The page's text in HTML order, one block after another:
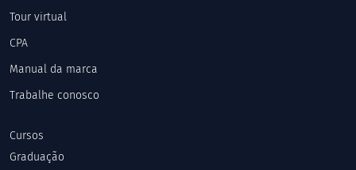
Tour virtual
CPA
Manual da marca
Trabalhe conosco
Cursos
Graduação